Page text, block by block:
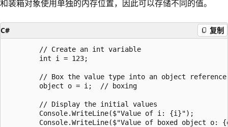
和装箱对象使用单独的内存位置，因此可以存储不同的值。
C# 复制
        // Create an int variable
        int i = 123;
        // Box the value type into an object reference
        object o = i;  // boxing
        // Display the initial values
        Console.WriteLine($"Value of i: {i}");
Console.WriteLine($"Value of boxed object o: